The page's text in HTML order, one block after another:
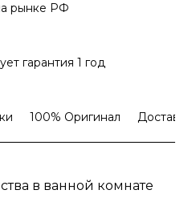
рынке РФ
гарантия 1 год
100% Оригинал
в ванной комнате